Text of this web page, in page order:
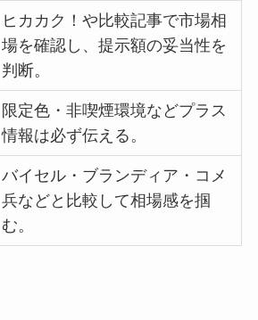
ヒカカク！や比較記事で市場相
場を確認し、提示額の妥当性を
判断。
限定色・非喫煙環境などプラス
情報は必ず伝える。
バイセル・ブランディア・コメ
兵などと比較して相場感を掴
む。